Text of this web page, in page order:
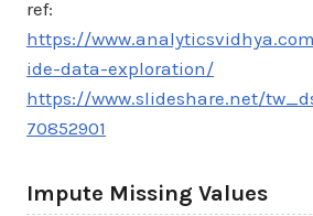
ref:
https://
ide-data-exploration/
https://www.slideshare.net/
70852901
Impute Missing Values